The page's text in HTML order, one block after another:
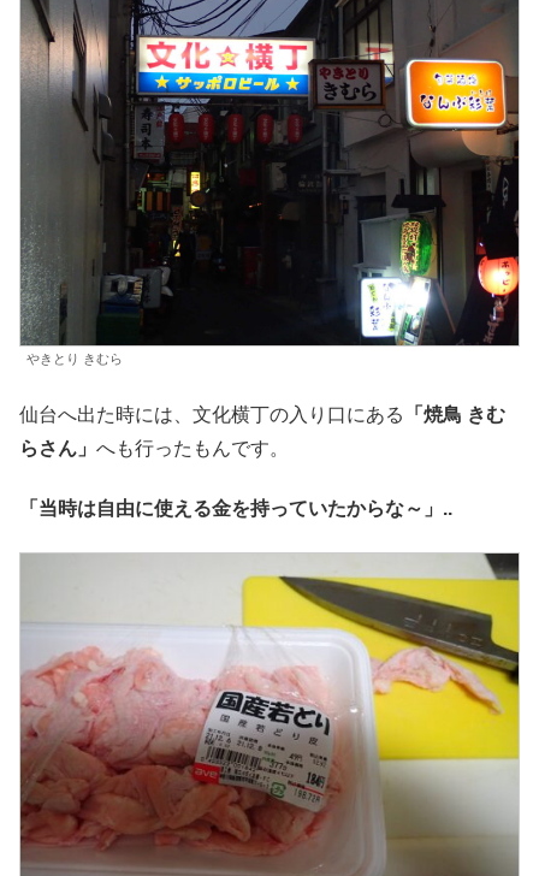
やきとり きむら
仙台へ出た時には、文化横丁の入り口にある
「焼鳥 きむ
らさん」 へも行ったもんです。
「当時は自由に使える金を持っていたからな～」..